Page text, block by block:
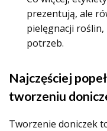
prezentują, ale
pielęgnacji roślin,
potrzeb.
Najczęściej
tworzeniu
Tworzenie doniczek